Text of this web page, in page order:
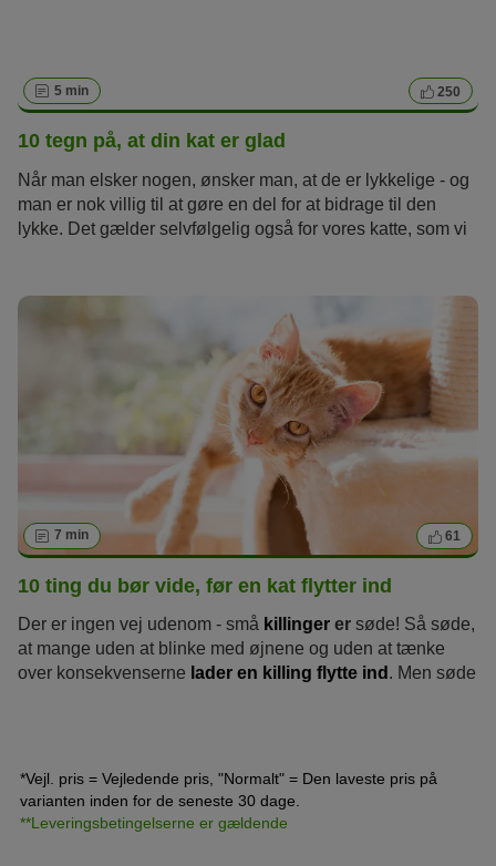
5 min 250
10 tegn på, at din kat er glad
Når man elsker nogen, ønsker man, at de er lykkelige - og
man er nok villig til at gøre en del for at bidrage til den
lykke. Det gælder selvfølgelig også for vores katte, som vi
7 min 61
10 ting du bør vide, før en kat flytter ind
Der er ingen vej udenom - små killinger er søde! Så søde,
at mange uden at blinke med øjnene og uden at tænke
over konsekvenserne lader en killing flytte ind . Men søde
"10 ting du bør vide, før en kat flytter ind" hjælper dig med
at træffe den rigtige beslutning.
*Vejl. pris = Vejledende pris, "Normalt" = Den laveste pris på
varianten inden for de seneste 30 dage.
**Leveringsbetingelserne er gældende